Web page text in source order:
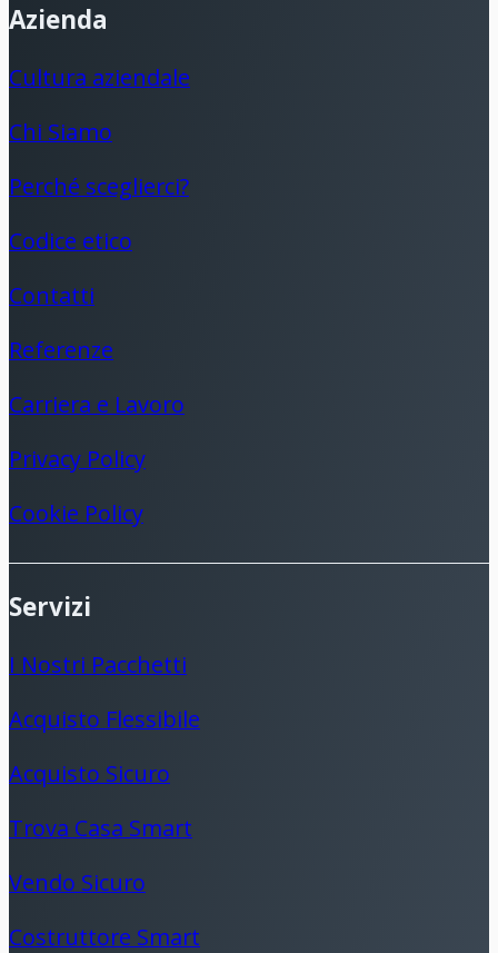
Azienda
Cultura aziendale
Chi Siamo
Perché sceglierci?
Codice etico
Contatti
Referenze
Carriera e Lavoro
Privacy Policy
Cookie Policy
Servizi
I Nostri Pacchetti
Acquisto Flessibile
Acquisto Sicuro
Trova Casa Smart
Vendo Sicuro
Costruttore Smart